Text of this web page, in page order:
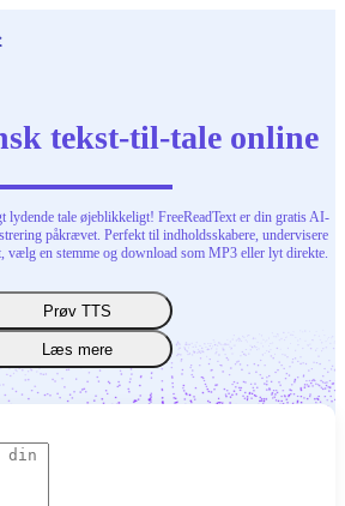
tekst-til-tale online
lydende tale øjeblikkeligt! FreeReadText er din gratis AI-
påkrævet. Perfekt til indholdsskabere, undervisere
vælg en stemme og download som MP3 eller lyt direkte.
Prøv TTS
Læs mere